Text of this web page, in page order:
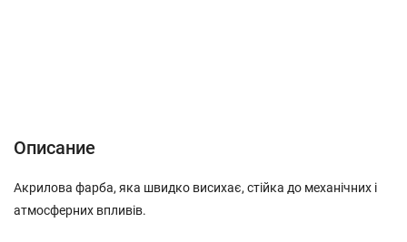
Описание
Акрилова фарба, яка швидко висихає, стійка до механічних і
атмосферних впливів.